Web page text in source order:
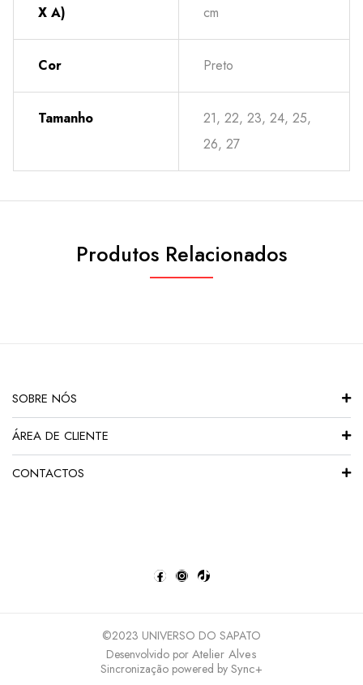
X A)
cm
Cor Preto
Tamanho
21, 22, 23, 24, 25,
26, 27
Produtos Relacionados
SOBRE NÓS
ÁREA DE CLIENTE
CONTACTOS
©2023 UNIVERSO DO SAPATO
Desenvolvido por Atelier Alves
Sincronização powered by Sync+